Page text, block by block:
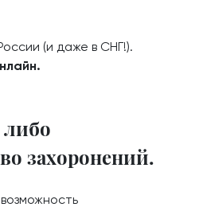
(и даже в СНГ!).
захоронений.